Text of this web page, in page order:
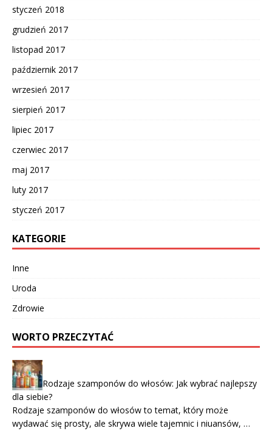
styczeń 2018
grudzień 2017
listopad 2017
październik 2017
wrzesień 2017
sierpień 2017
lipiec 2017
czerwiec 2017
maj 2017
luty 2017
styczeń 2017
KATEGORIE
Inne
Uroda
Zdrowie
WORTO PRZECZYTAĆ
Rodzaje szamponów do włosów: Jak wybrać najlepszy
dla siebie?
Rodzaje szamponów do włosów to temat, który może
wydawać się prosty, ale skrywa wiele tajemnic i niuansów, …